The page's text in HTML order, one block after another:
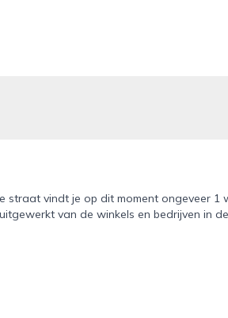
straat vindt je op dit moment ongeveer 1
van de winkels en bedrijven in de